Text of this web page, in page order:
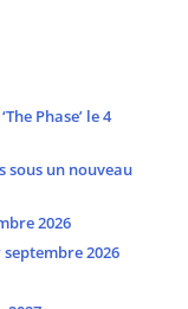
Phase’ le 4
sous un nouveau
2026
2026